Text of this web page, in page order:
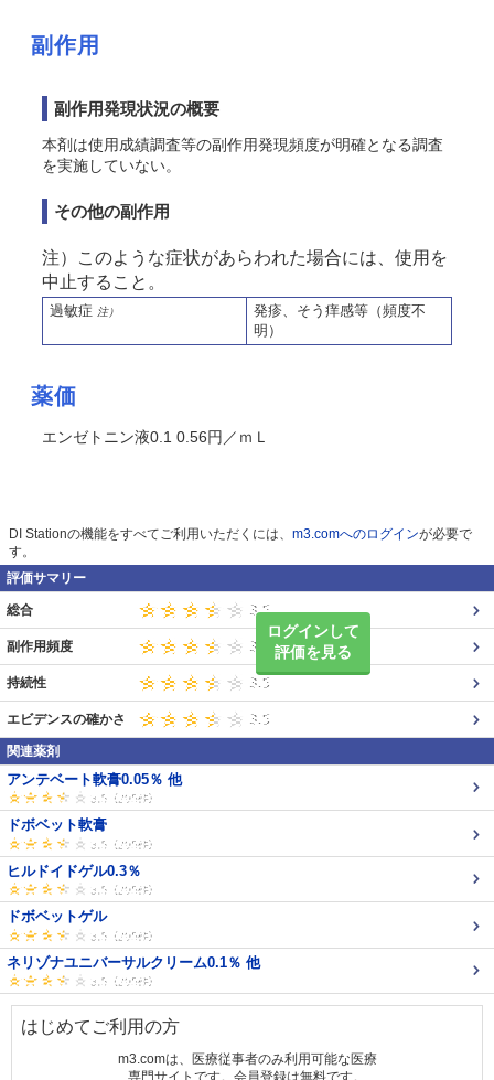
副作用
副作用発現状況の概要
本剤は使用成績調査等の副作用発現頻度が明確となる調査
を実施していない。
その他の副作用
注）このような症状があらわれた場合には、使用を
中止すること。
過敏症 注） 発疹、 そう 痒感等（頻度不
明）
薬価
エンゼトニン液0.1 0.56円／ｍＬ
DI Stationの機能をすべてご利用いただくには、 m3.comへのログインが必要で
す。
評価サマリー
ログインして
評価を見る
総合
副作用頻度
持続性
エビデンスの確かさ
関連薬剤
アンテベート軟膏0.05％ 他
ドボベット軟膏
ヒルドイドゲル0.3％
ドボベットゲル
ネリゾナユニバーサルクリーム0.1％ 他
はじめてご利用の方
m3.comは、医療従事者のみ利用可能な医療
専門サイトです。会員登録は無料です。